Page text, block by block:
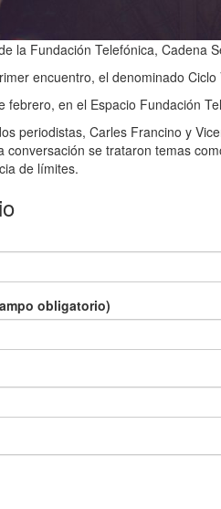
la Fundación Telefónica, Cadena
encuentro, el denominado
febrero, en el Espacio Fundación
periodistas, Carles Francino y
conversación se trataron temas
de límites.
obligatorio)